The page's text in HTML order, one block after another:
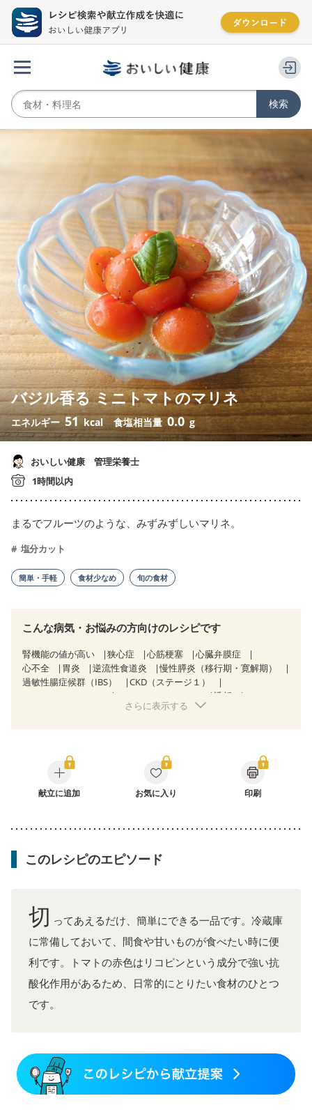
バジル香る ミニトマトのマリネ
エネルギー 51 kcal 食塩相当量 0.0 g
おいしい健康 管理栄養士
1時間以内
まるでフルーツのような、みずみずしいマリネ。
塩分カット
簡単・手軽 食材少なめ 旬の食材
こんな病気・お悩みの方向けのレシピです
腎機能の値が高い 狭心症 心筋梗塞
心臓弁膜症
心不全
胃炎 逆流性食道炎
慢性膵炎（移行期・寛解期）
過敏性腸症候群（IBS）
CKD（ステージ１）
CKD（ステージ２）
CKD（ステージ３a）
透析
妊婦健診・体重増加が気になる（初期）
産後（ミルク）
さらに表示する
献立に追加 お気に入り 印刷
このレシピのエピソード
切 ってあえるだけ、簡単にできる一品です。冷蔵庫
に常備しておいて、間食や甘いものが食べたい時に便
利です。トマトの赤色はリコピンという成分で強い抗
酸化作用があるため、日常的にとりたい食材のひとつ
です。